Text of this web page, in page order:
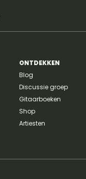
ONTDEKKEN
Blog
Discussie groep
Gitaarboeken
Shop
Artiesten